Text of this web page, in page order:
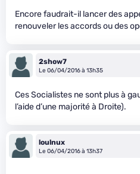
Encore faudrait-il lancer des
renouveler les accords ou des
2show7
Le 06/04/2016 à 13h35
Ces Socialistes ne sont plus à
l’aide d’une majorité à Droite).
loulnux
Le 06/04/2016 à 13h37